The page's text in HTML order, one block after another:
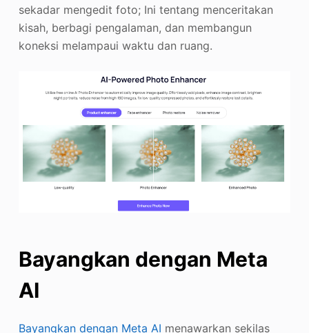
sekadar mengedit foto; Ini tentang menceritakan
kisah, berbagi pengalaman, dan membangun
koneksi melampaui waktu dan ruang.
Bayangkan dengan Meta
AI
Bayangkan dengan Meta AI menawarkan sekilas